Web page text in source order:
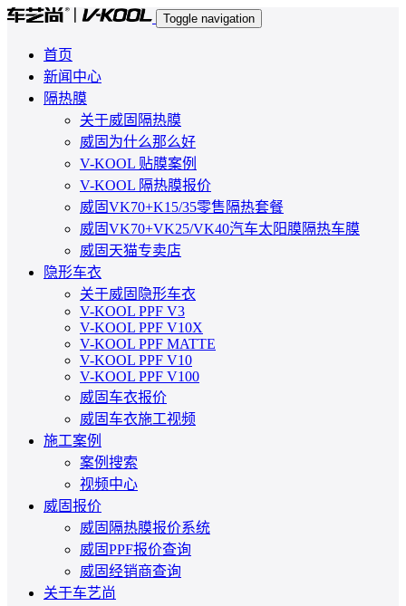
Toggle navigation
首页
新闻中心
隔热膜
关于威固隔热膜
威固为什么那么好
V-KOOL 贴膜案例
V-KOOL 隔热膜报价
威固VK70+K15/35零售隔热套餐
威固VK70+VK25/VK40汽车太阳膜隔热车膜
威固天猫专卖店
隐形车衣
关于威固隐形车衣
V-KOOL PPF V3
V-KOOL PPF V10X
V-KOOL PPF MATTE
V-KOOL PPF V10
V-KOOL PPF V100
威固车衣报价
威固车衣施工视频
施工案例
案例搜索
视频中心
威固报价
威固隔热膜报价系统
威固PPF报价查询
威固经销商查询
关于车艺尚